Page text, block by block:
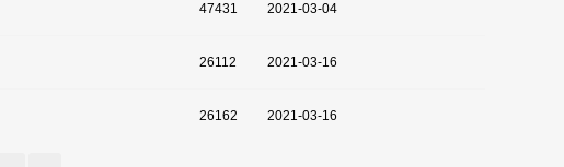
47431 2021-03-04
26112 2021-03-16
26162 2021-03-16